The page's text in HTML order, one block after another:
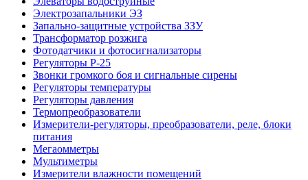
Электрозапальники ЭЗ
Запально-защитные устройства ЗЗУ
Трансформатор розжига
Фотодатчики и фотосигнализаторы
Регуляторы Р-25
Звонки громкого боя и сигнальные сирены
Регуляторы температуры
Регуляторы давления
Термопреобразователи
Измерители-регуляторы, преобразователи, реле, блоки
питания
Мегаомметры
Мультиметры
Измерители влажности помещений